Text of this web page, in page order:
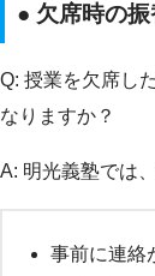
● 欠席時の
Q: 授業を欠席し
なりますか？
A: 明光義塾では
事前に連絡